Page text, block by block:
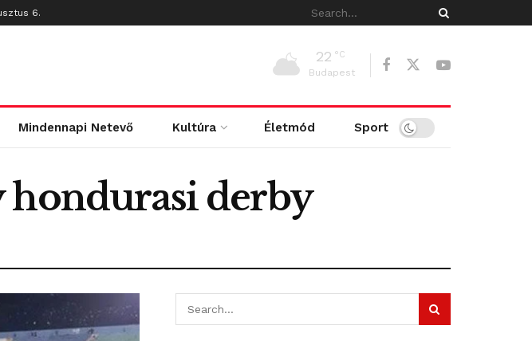
6.
22 °C
Budapest
Mindennapi Netevő Kultúra Életmód Sport
hondurasi derby